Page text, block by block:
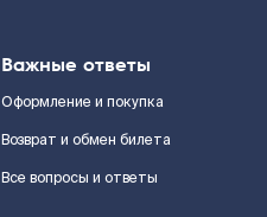
Важные ответы
Оформление и покупка
Возврат и обмен билета
Все вопросы и ответы